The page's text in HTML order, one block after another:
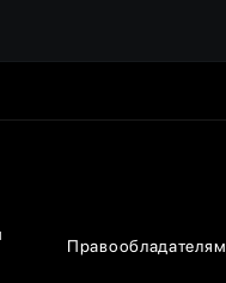
Правообладателям